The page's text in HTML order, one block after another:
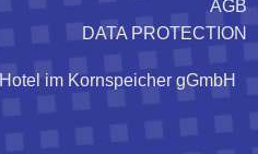
AGB
DATA PROTECTION
Hotel im Kornspeicher gGmbH